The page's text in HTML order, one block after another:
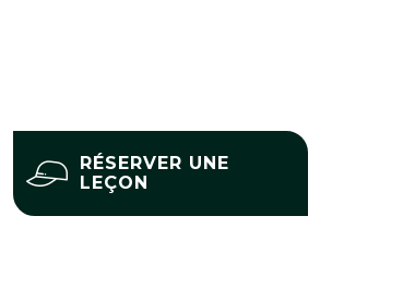
RÉSERVER UNE
LEÇON